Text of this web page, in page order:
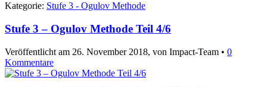
Kategorie: Stufe 3 - Ogulov Methode
Stufe 3 – Ogulov Methode Teil 4/6
Veröffentlicht am 26. November 2018, von Impact-Team • 0
Kommentare